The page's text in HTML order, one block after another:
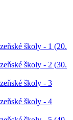
školy - 1 (20.
školy - 2 (30.
školy - 3
školy - 4